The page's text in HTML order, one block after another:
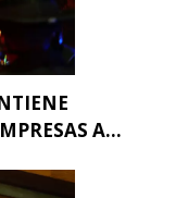
A...